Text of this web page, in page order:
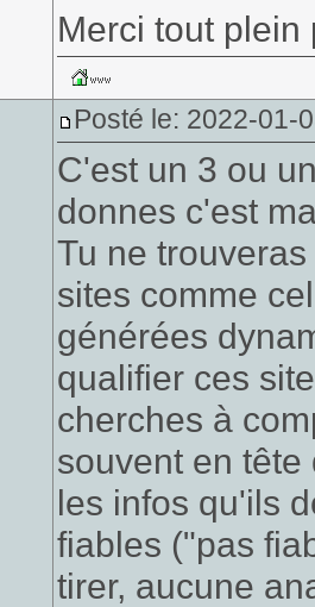
Merci tout
Posté le: 2022-01-
C'est un 3 ou
donnes c'est
Tu ne
sites comme
générées
qualifier ces
cherches à
souvent en
les infos qu'ils
fiables ("pas
tirer, aucune